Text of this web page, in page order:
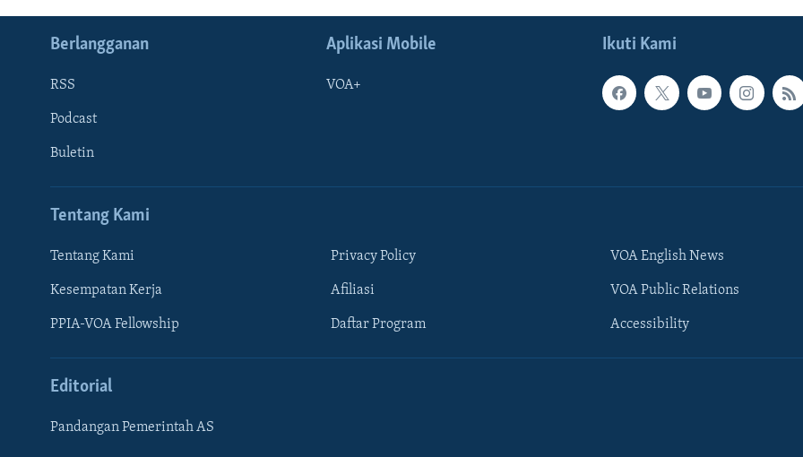
Bahasa-bahasa
Ikuti Kami
Berlangganan
RSS
Podcast
Buletin
Aplikasi Mobile
VOA+
Tentang Kami
Tentang Kami
Kesempatan Kerja
PPIA-VOA Fellowship
Privacy Policy
Afiliasi
Daftar Program
VOA English News
VOA Public Relations
Accessibility
Editorial
Pandangan Pemerintah AS